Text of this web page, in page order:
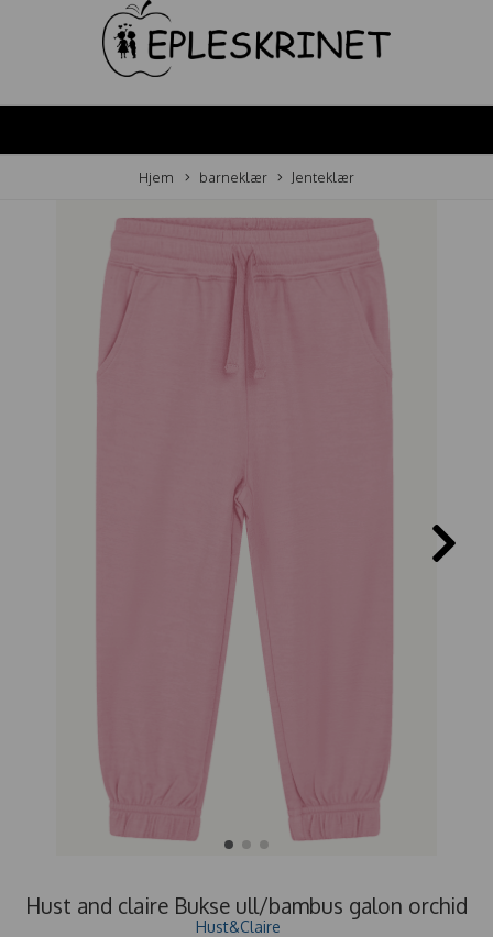
Hjem barneklær Jenteklær
Hust and claire Bukse ull/bambus galon orchid
Hust&Claire